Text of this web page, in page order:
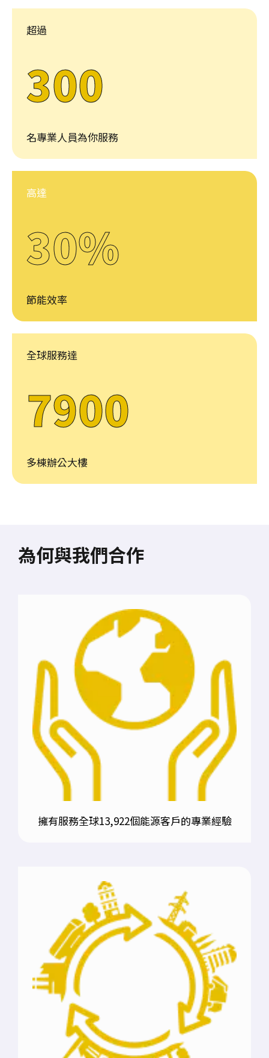
超過
300
名專業人員為你服務
高達
30%
節能效率
全球服務達
7900
多棟辦公大樓
為何與我們合作
擁有服務全球13,922個能源客戶的專業經驗